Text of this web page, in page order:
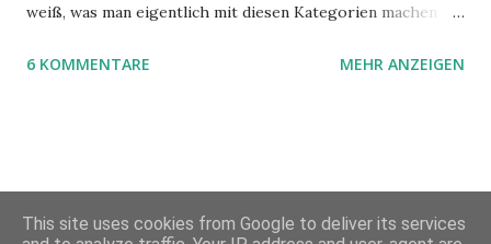
weiß, was man eigentlich mit diesen Kategorien machen
sie Ihnen vor.
6 KOMMENTARE MEHR ANZEIGEN
This site uses cookies from Google to deliver its services